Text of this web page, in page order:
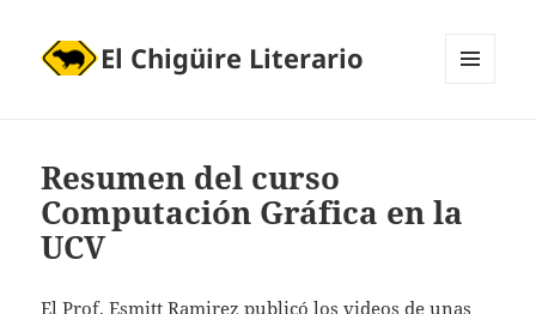
El Chigüire Literario
Resumen del curso
Computación Gráfica en la
UCV
El Prof.Esmitt Ramirez publicó los videos de unas